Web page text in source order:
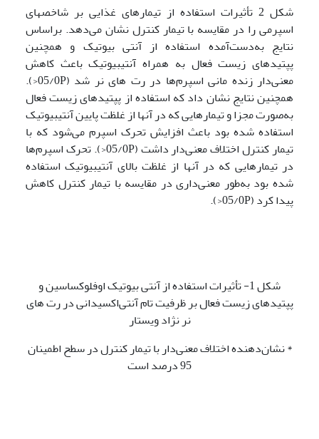
شکل 2 تأثیرات استفاده از تیمارهای غذایی بر شاخصهای
اسپرمی را در مقایسه با تیمار کنترل نشان می‌دهد. براساس
نتایج به‌دست‌آمده استفاده از آنتی بیوتیک و همچنین
پپتیدهای زیست فعال به همراه آنتی­بیوتیک باعث کاهش
معنی‌دار زنده مانی اسپرم‌ها در رت های نر شد (05/0P<).
همچنین نتایج نشان داد که استفاده از پپتیدهای زیست فعال
به‌صورت مجزا و تیمارهایی که در آنها از غلظت پایین آنتی­بیوتیک
استفاده شده بود باعث افزایش تحرک اسپرم می‌شود که با
تیمار کنترل اختلاف معنی‌دار داشت (05/0P<). تحرک اسپرم‌ها
در تیمارهایی که در آنها از غلظت بالای آنتی­بیوتیک استفاده
شده بود به‌طور معنی‌داری در مقایسه با تیمار کنترل کاهش
پیدا کرد (05/0P<).
شکل 1- تأثیرات استفاده از آنتی بیوتیک اوفلوکساسین و
پپتیدهای زیست فعال بر ظرفیت تام آنتی‌اکسیدانی در رت های
نر نژاد ویستار
* نشان‌دهنده اختلاف معنی‌دار با تیمار کنترل در سطح اطمینان
95 درصد است